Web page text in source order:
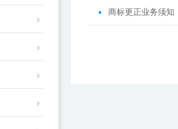
商标更正业务须知